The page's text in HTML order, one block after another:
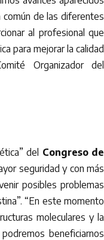
de las diferentes
al profesional que
para mejorar la calidad
Organizador del
del Congreso de
seguridad y con más
posibles problemas
“En este momento
moleculares y la
beneficiarnos